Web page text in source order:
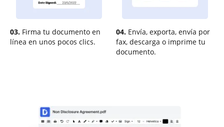
03. Firma tu documento en
línea en unos pocos clics.
04. Envía, exporta, envía por
fax, descarga o imprime tu
documento.